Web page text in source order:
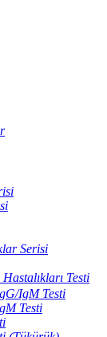
Serisi
Testi
IgM Testi
Testi